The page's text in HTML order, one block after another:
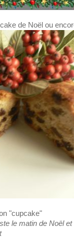
de Noël ou
"cupcake"
le matin de Noël